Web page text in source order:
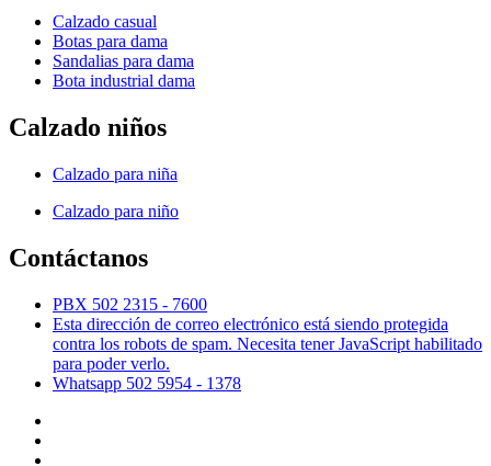
Calzado casual
Botas para dama
Sandalias para dama
Bota industrial dama
Calzado niños
Calzado para niña
Calzado para niño
Contáctanos
PBX 502 2315 - 7600
Esta dirección de correo electrónico está siendo protegida
contra los robots de spam. Necesita tener JavaScript habilitado
para poder verlo.
Whatsapp 502 5954 - 1378